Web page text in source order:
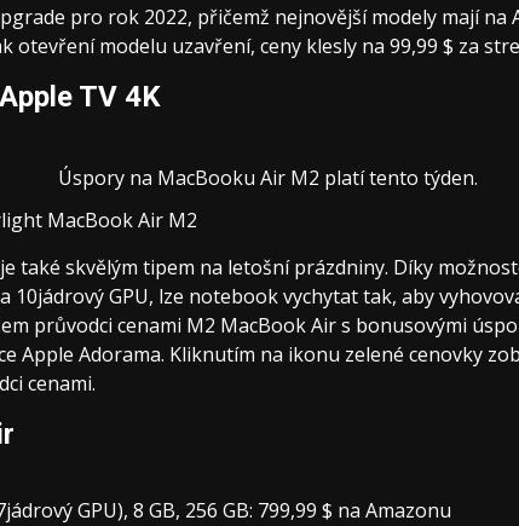
pro rok 2022, přičemž nejnovější modely mají na
otevření modelu uzavření, ceny klesly na 99,99 $ za
TV 4K
Úspory na MacBooku Air M2 platí tento týden.
také skvělým tipem na letošní prázdniny. Díky
10jádrový GPU, lze notebook vychytat tak, aby
průvodci cenami M2 MacBook Air s bonusovými
Apple Adorama. Kliknutím na ikonu zelené cenovky
cenami.
GPU), 8 GB, 256 GB: 799,99 $ na Amazonu